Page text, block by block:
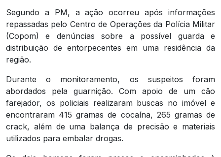
Segundo a PM, a ação ocorreu após informações
repassadas pelo Centro de Operações da Polícia Militar
(Copom) e denúncias sobre a possível guarda e
distribuição de entorpecentes em uma residência da
região.
Durante o monitoramento, os suspeitos foram
abordados pela guarnição. Com apoio de um cão
farejador, os policiais realizaram buscas no imóvel e
encontraram 415 gramas de cocaína, 265 gramas de
crack, além de uma balança de precisão e materiais
utilizados para embalar drogas.